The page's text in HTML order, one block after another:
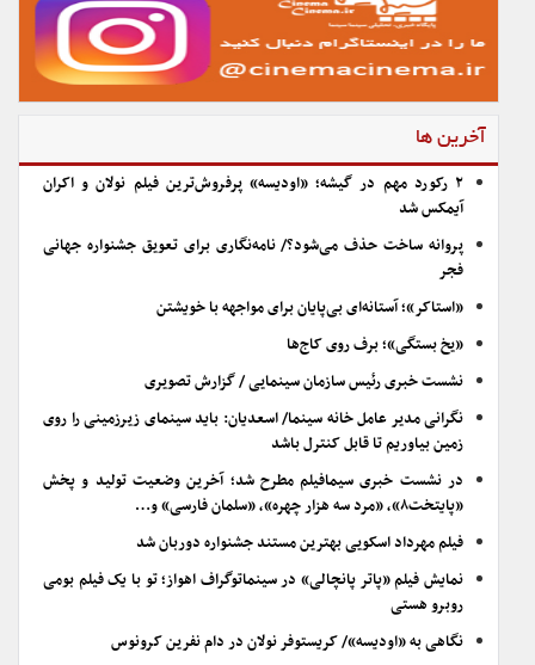
آخرین ها
۲ رکورد مهم در گیشه؛ «اودیسه» پرفروش‌ترین فیلم نولان و اکران
آیمکس شد
پروانه ساخت حذف می‌شود؟/ نامه‌نگاری برای تعویق جشنواره جهانی
فجر
«استاکر»؛ آستانه‌ای بی‌پایان برای مواجهه با خویشتن
«یخ بستگی»؛ برف روی کاج‌ها
نشست خبری رئیس سازمان سینمایی / گزارش تصویری
نگرانی مدیر عامل خانه سینما/ اسعدیان: باید سینمای زیرزمینی را روی
زمین بیاوریم تا قابل کنترل باشد
در نشست خبری سیمافیلم مطرح شد؛ آخرین وضعیت تولید و پخش
«پایتخت۸»، «مرد سه هزار چهره»، «سلمان فارسی» و…
فیلم مهرداد اسکویی بهترین مستند جشنواره دوربان شد
نمایش فیلم «پاتر پانچالی» در سینماتوگراف اهواز؛ تو با یک فیلم بومی
روبرو هستی
نگاهی به «اودیسه»/ کریستوفر نولان در دام نفرین کرونوس